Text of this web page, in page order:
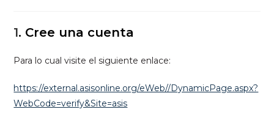
entrada:
entrada:
1. Cree una cuenta
Para lo cual visite el siguiente enlace:
https://external.asisonline.org/eWeb//DynamicPage.aspx?
WebCode=verify&Site=asis